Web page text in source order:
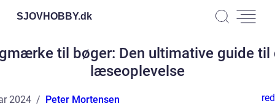
SJOVHOBBY.dk
til bøger: Den ultimative guide til
læseoplevelse
2024 Peter Mortensen